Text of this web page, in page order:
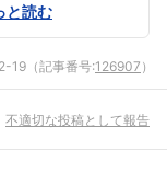
と読む
19 （記事番号:126907 ）
不適切な投稿として報告